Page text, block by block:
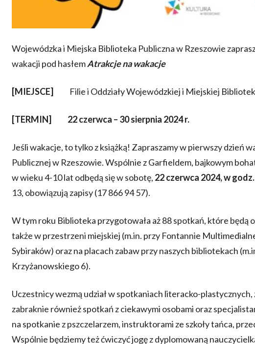
Wojewódzka i Miejska Biblioteka Publiczna w Rzeszowie
wakacji pod hasłemAtrakcje na wakacje
[MIEJSCE] Filie i Oddziały Wojewódzkiej i Miejskiej
[TERMIN] 22 czerwca – 30 sierpnia 2024 r.
Jeśli wakacje, to tylko z książką! Zapraszamy w pierwszy dzień
Publicznej w Rzeszowie. Wspólnie z Garfieldem, bajkowym
w wieku 4-10 lat odbędą się w sobotę, 22 czerwca 2024, w
13, obowiązują zapisy (17 866 94 57).
W tym roku Biblioteka przygotowała aż 88 spotkań, które będą
także w przestrzeni miejskiej (m.in. przy Fontannie
Sybiraków) oraz na placach zabaw przy naszych bibliotekach
Krzyżanowskiego 6).
Uczestnicy wezmą udział w spotkaniach literacko-
zabraknie również spotkań z ciekawymi osobami oraz
na spotkanie z pszczelarzem, instruktorami ze szkoły tańca,
Wspólnie będziemy też ćwiczyć jogę z dyplomowaną